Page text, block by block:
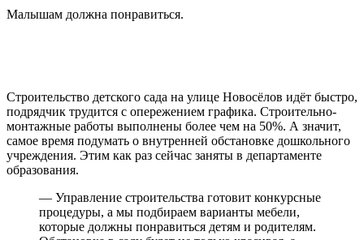
Малышам должна понравиться.
Строительство детского сада на улице Новосёлов идёт быстро,
подрядчик трудится с опережением графика. Строительно-
монтажные работы выполнены более чем на 50%. А значит,
самое время подумать о внутренней обстановке дошкольного
учреждения. Этим как раз сейчас заняты в департаменте
образования.
— Управление строительства готовит конкурсные
процедуры, а мы подбираем варианты мебели,
которые должны понравиться детям и родителям.